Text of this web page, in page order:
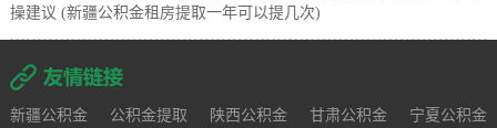
操建议 (新疆公积金租房提取一年可以提几次)
新疆公积金 公积金提取 陕西公积金 甘肃公积金
宁夏公积金